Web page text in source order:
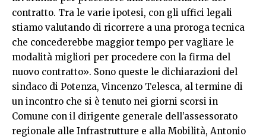
contratto. Tra le varie ipotesi, con gli uffici legali
stiamo valutando di ricorrere a una proroga tecnica
che concederebbe maggior tempo per vagliare le
modalità migliori per procedere con la firma del
nuovo contratto». Sono queste le dichiarazioni del
sindaco di Potenza, Vincenzo Telesca, al termine di
un incontro che si è tenuto nei giorni scorsi in
Comune con il dirigente generale dell’assessorato
regionale alle Infrastrutture e alla Mobilità, Antonio